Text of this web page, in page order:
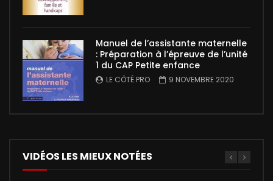
Manuel de l’assistante maternelle
: Préparation à l’épreuve de l’unité
1 du CAP Petite enfance
LE CÔTÉ PRO 9 NOVEMBRE 2020
VIDÉOS LES MIEUX NOTÉES